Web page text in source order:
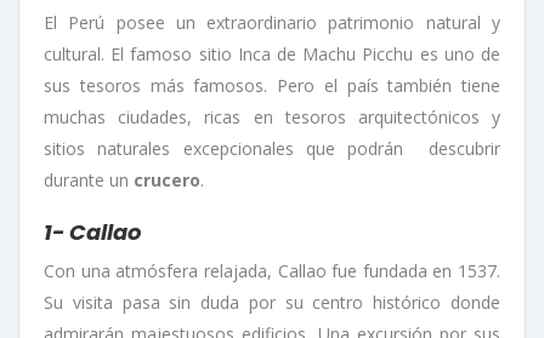
El Perú posee un extraordinario patrimonio natural y
cultural. El famoso sitio Inca de Machu Picchu es uno de
sus tesoros más famosos. Pero el país también tiene
muchas ciudades, ricas en tesoros arquitectónicos y
sitios naturales excepcionales que podrán descubrir
durante un crucero.
1- Callao
Con una atmósfera relajada, Callao fue fundada en 1537.
Su visita pasa sin duda por su centro histórico donde